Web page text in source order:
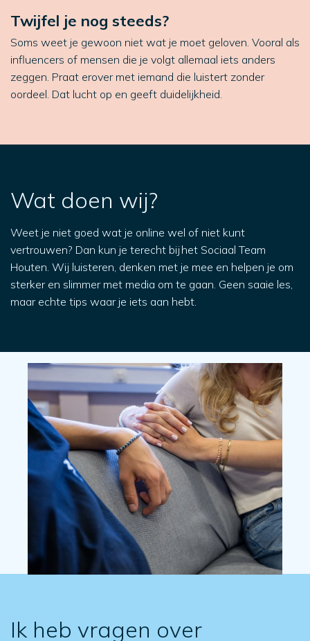
Twijfel je nog steeds?
Soms weet je gewoon niet wat je moet geloven. Vooral als
influencers of mensen die je volgt allemaal iets anders
zeggen. Praat erover met iemand die luistert zonder
oordeel. Dat lucht op en geeft duidelijkheid.
Wat doen wij?
Weet je niet goed wat je online wel of niet kunt
vertrouwen? Dan kun je terecht bij het Sociaal Team
Houten. Wij luisteren, denken met je mee en helpen je om
sterker en slimmer met media om te gaan. Geen saaie les,
maar echte tips waar je iets aan hebt.
Ik heb vragen over